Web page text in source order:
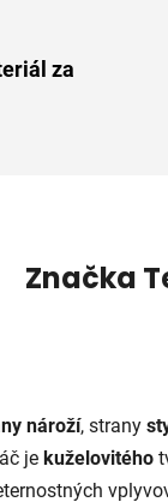
za
Značka
nároží, strany
je kuželovitého